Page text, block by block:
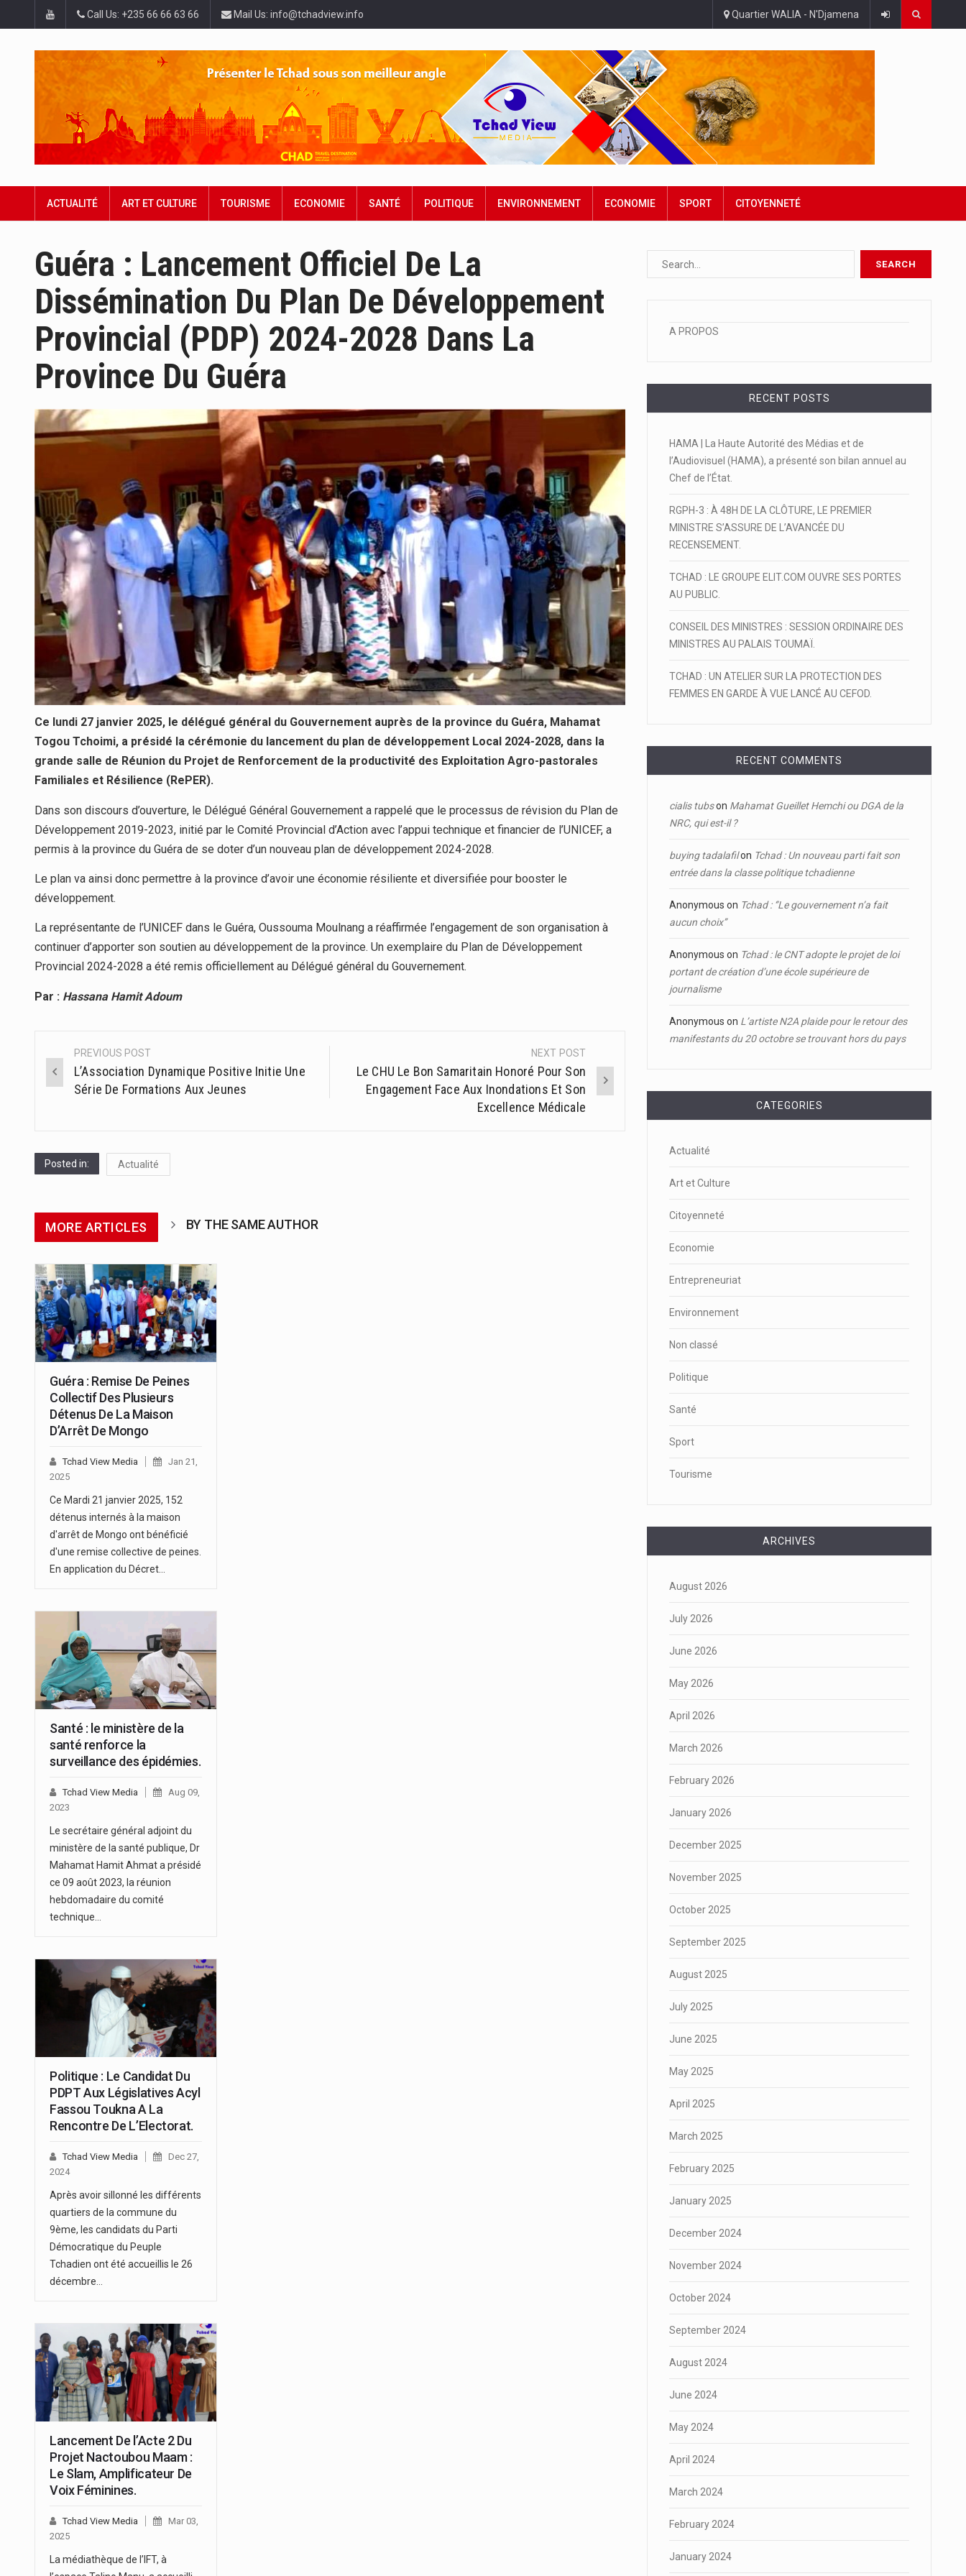
Call Us: +235 66 66 63 66 Mail Us: info@tchadview.info Quartier WALIA - N'Djamena
ACTUALITÉ ART ET CULTURE TOURISME ECONOMIE SANTÉ POLITIQUE ENVIRONNEMENT ECONOMIE SPORT CITOYENNETÉ
Guéra : Lancement Officiel De La
Dissémination Du Plan De Développement
Provincial (PDP) 2024-2028 Dans La
Province Du Guéra
Ce lundi 27 janvier 2025, le délégué général du Gouvernement auprès de la province du Guéra, Mahamat
Togou Tchoimi, a présidé la cérémonie du lancement du plan de développement Local 2024-2028, dans la
grande salle de Réunion du Projet de Renforcement de la productivité des Exploitation Agro-pastorales
Familiales et Résilience (RePER).
Dans son discours d’ouverture, le Délégué Général Gouvernement a rappelé que le processus de révision du Plan de
Développement 2019-2023, initié par le Comité Provincial d’Action avec l’appui technique et financier de l’UNICEF, a
permis à la province du Guéra de se doter d’un nouveau plan de développement 2024-2028.
Le plan va ainsi donc permettre à la province d’avoir une économie résiliente et diversifiée pour booster le
développement.
La représentante de l’UNICEF dans le Guéra, Oussouma Moulnang a réaffirmée l’engagement de son organisation à
continuer d’apporter son soutien au développement de la province. Un exemplaire du Plan de Développement
Provincial 2024-2028 a été remis officiellement au Délégué général du Gouvernement.
Par : Hassana Hamit Adoum
Post
navigation
PREVIOUS POST
L’Association Dynamique Positive Initie Une
Série De Formations Aux Jeunes
NEXT POST
Le CHU Le Bon Samaritain Honoré Pour Son
Engagement Face Aux Inondations Et Son
Excellence Médicale
Posted in: Actualité
MORE ARTICLES BY THE SAME AUTHOR
Guéra : Remise De Peines
Collectif Des Plusieurs
Détenus De La Maison
D’Arrêt De Mongo
Tchad View Media
Jan 21,
2025
Ce Mardi 21 janvier 2025, 152
détenus internés à la maison
d'arrêt de Mongo ont bénéficié
d'une remise collective de peines.
En application du Décret…
Santé : le ministère de la
santé renforce la
surveillance des épidémies.
Tchad View Media
Aug 09,
2023
Le secrétaire général adjoint du
ministère de la santé publique, Dr
Mahamat Hamit Ahmat a présidé
ce 09 août 2023, la réunion
hebdomadaire du comité
technique…
Politique : Le Candidat Du
PDPT Aux Législatives Acyl
Fassou Toukna A La
Rencontre De L’Electorat.
Tchad View Media
Dec 27,
2024
Après avoir sillonné les différents
quartiers de la commune du
9ème, les candidats du Parti
Démocratique du Peuple
Tchadien ont été accueillis le 26
décembre…
Lancement De l’Acte 2 Du
Projet Nactoubou Maam :
Le Slam, Amplificateur De
Voix Féminines.
Tchad View Media
Mar 03,
2025
La médiathèque de l’IFT, à
A PROPOS
RECENT POSTS
HAMA | La Haute Autorité des Médias et de
l’Audiovisuel (HAMA), a présenté son bilan annuel au
Chef de l’État.
RGPH-3 : À 48H DE LA CLÔTURE, LE PREMIER
MINISTRE S’ASSURE DE L’AVANCÉE DU
RECENSEMENT.
TCHAD : LE GROUPE ELIT.COM OUVRE SES PORTES
AU PUBLIC.
CONSEIL DES MINISTRES : SESSION ORDINAIRE DES
MINISTRES AU PALAIS TOUMAÏ.
TCHAD : UN ATELIER SUR LA PROTECTION DES
FEMMES EN GARDE À VUE LANCÉ AU CEFOD.
RECENT COMMENTS
cialis tubson Mahamat Gueillet Hemchi ou DGA de la
NRC, qui est-il ?
buying tadalafilon Tchad : Un nouveau parti fait son
entrée dans la classe politique tchadienne
Anonymous on Tchad : ‘’Le gouvernement n’a fait
aucun choix’’
Anonymous on Tchad : le CNT adopte le projet de loi
portant de création d’une école supérieure de
journalisme
Anonymous on L’artiste N2A plaide pour le retour des
manifestants du 20 octobre se trouvant hors du pays
CATEGORIES
Actualité
Art et Culture
Citoyenneté
Economie
Entrepreneuriat
Environnement
Non classé
Politique
Santé
Sport
Tourisme
ARCHIVES
August 2026
July 2026
June 2026
May 2026
April 2026
March 2026
February 2026
January 2026
December 2025
November 2025
October 2025
September 2025
August 2025
July 2025
June 2025
May 2025
April 2025
March 2025
February 2025
January 2025
December 2024
November 2024
October 2024
September 2024
August 2024
June 2024
May 2024
April 2024
March 2024
February 2024
January 2024